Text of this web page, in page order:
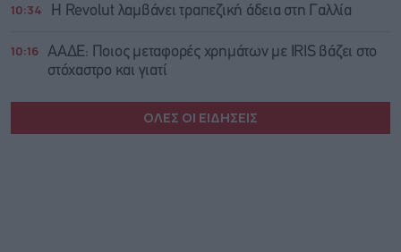
10:34 Η Revolut λαμβάνει τραπεζική άδεια στη Γαλλία
10:16 ΑΑΔΕ: Ποιος μεταφορές χρημάτων με IRIS βάζει στο
στόχαστρο και γιατί
ΟΛΕΣ ΟΙ ΕΙΔΗΣΕΙΣ